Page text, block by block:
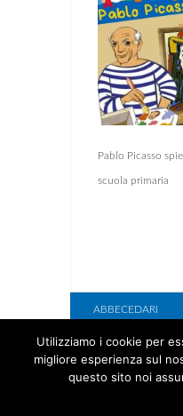
Pablo Picasso
scuola primaria
ABBECEDARI
LIBRI DA
LIBRI DA
Utilizziamo i cookie per
migliore esperienza sul
questo sito noi